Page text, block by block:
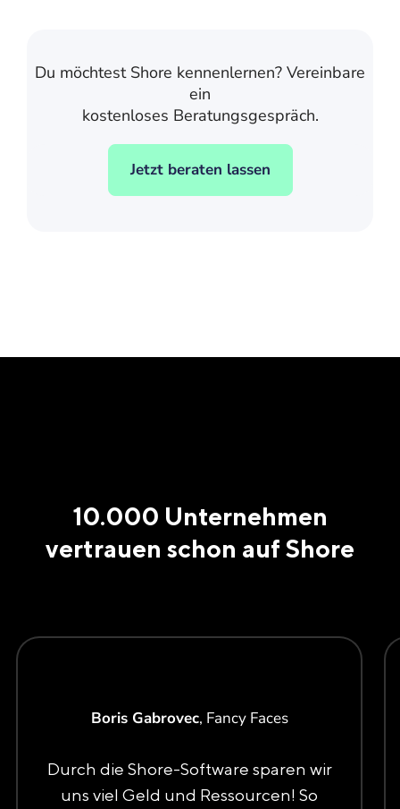
Du möchtest Shore kennenlernen? Vereinbare
ein
kostenloses Beratungsgespräch.
Jetzt beraten lassen
10.000 Unternehmen
vertrauen schon auf Shore
Boris Gabrovec, Fancy Faces
Durch die Shore-Software sparen wir
uns viel Geld und Ressourcen! So